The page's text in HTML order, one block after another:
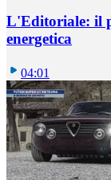
L'Editoriale: il
energetica
04:01